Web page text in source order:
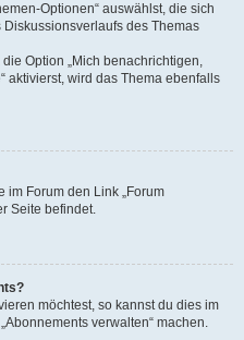
Optionen“ auswählst, die sich
des Themas
Option „Mich benachrichtigen,
aktivierst, wird das Thema ebenfalls
im Forum den Link „Forum
Seite befindet.
möchtest, so kannst du dies im
verwalten“ machen.